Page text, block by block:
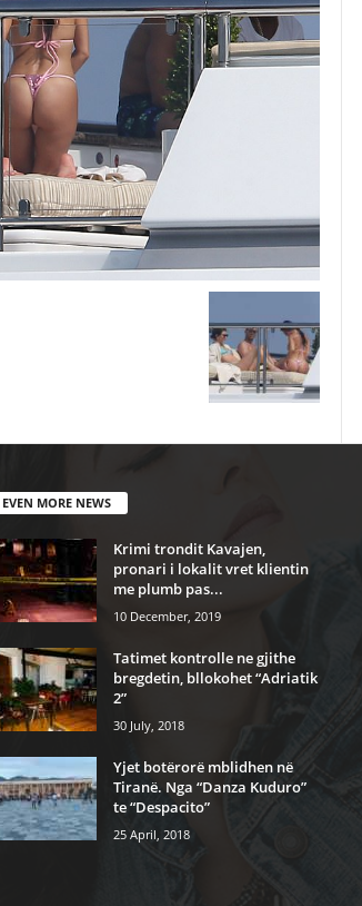
EVEN MORE NEWS
Krimi trondit Kavajen,
pronari i lokalit vret klientin
me plumb pas...
10 December, 2019
Tatimet kontrolle ne gjithe
bregdetin, bllokohet “Adriatik
2”
30 July, 2018
Yjet botërorë mblidhen në
Tiranë. Nga “Danza Kuduro”
te “Despacito”
25 April, 2018